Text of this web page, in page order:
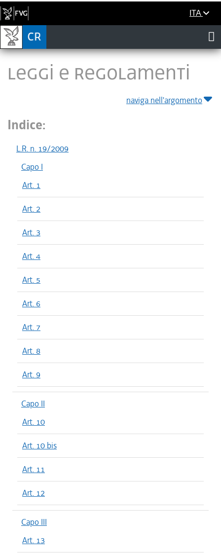
ITA
LEGGI E REGOLAMENTI
naviga nell'argomento
Indice:
L.R. n. 19/2009
Capo I
Art. 1
Art. 2
Art. 3
Art. 4
Art. 5
Art. 6
Art. 7
Art. 8
Art. 9
Capo II
Art. 10
Art. 10 bis
Art. 11
Art. 12
Capo III
Art. 13